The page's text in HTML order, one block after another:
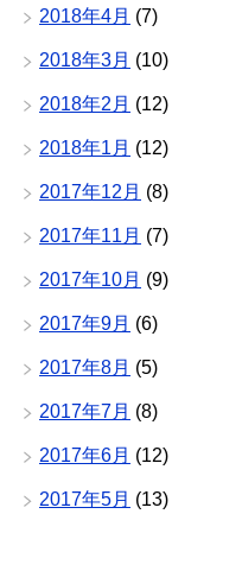
2018年4月 (7)
2018年3月 (10)
2018年2月 (12)
2018年1月 (12)
2017年12月 (8)
2017年11月 (7)
2017年10月 (9)
2017年9月 (6)
2017年8月 (5)
2017年7月 (8)
2017年6月 (12)
2017年5月 (13)